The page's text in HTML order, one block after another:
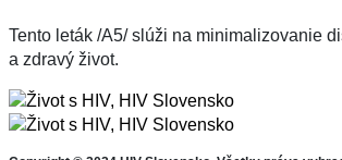
Tento leták /A5/ slúži na minimalizovanie
a zdravý život.